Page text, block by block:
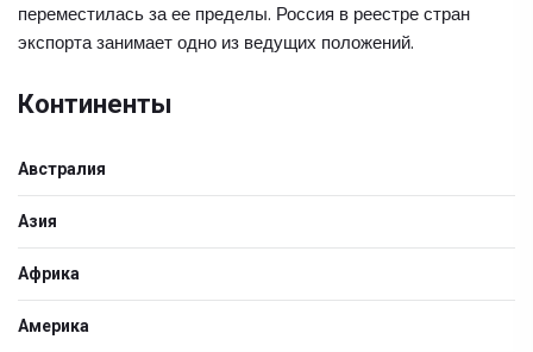
переместилась за ее пределы. Россия в реестре стран
экспорта занимает одно из ведущих положений.
Континенты
Австралия
Азия
Африка
Америка